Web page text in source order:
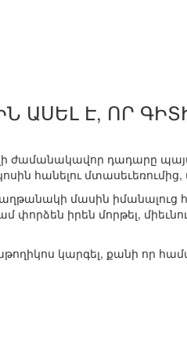
Է, ՈՐ
ժամանակավոր դադարը
հանելու մտասեւեռումից,
մասին իմանալուց
փորձեն իրեն մորթել,
կարգել, քանի որ